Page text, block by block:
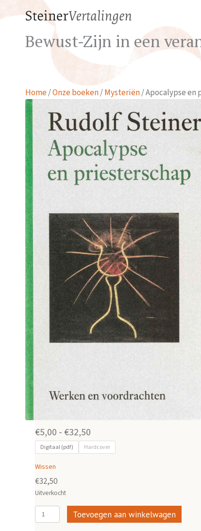
Bewust-Zijn in een
Home/Onze boeken/Mysteriën/ Apocalypse en
€5,00 - €32,50
€5,00
Digitaal (pdf) Hardcover
Wissen
€32,50
Uitverkocht
Apocalypse
en
Toevoegen aan winkelwagen